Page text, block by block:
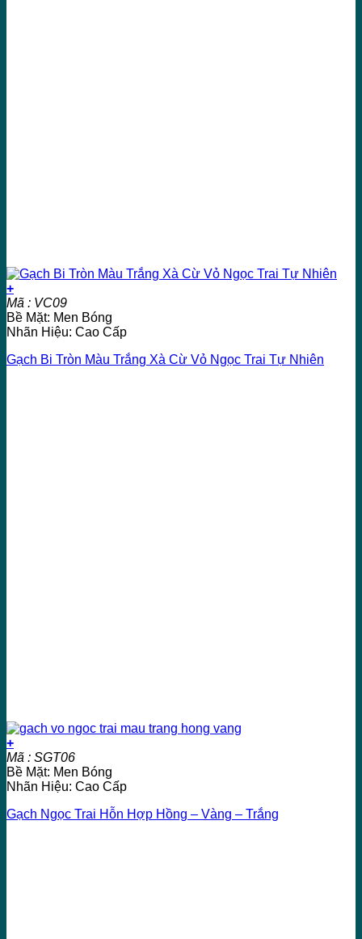
+
Mã : VC09
Bề Mặt: Men Bóng
Nhãn Hiệu: Cao Cấp
Gạch Bi Tròn Màu Trắng Xà Cừ Vỏ Ngọc Trai Tự Nhiên
+
Mã : SGT06
Bề Mặt: Men Bóng
Nhãn Hiệu: Cao Cấp
Gạch Ngọc Trai Hỗn Hợp Hồng – Vàng – Trắng